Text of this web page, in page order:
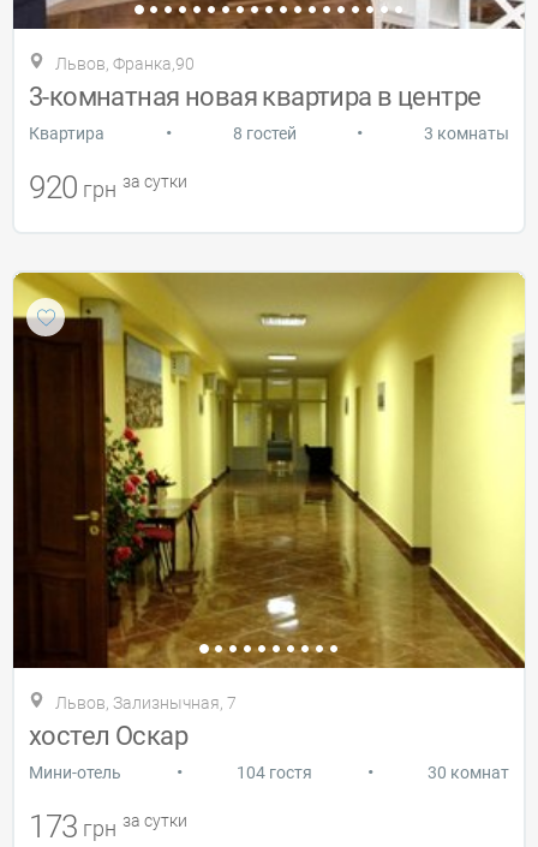
Львов, Франка,90
3-комнатная новая квартира в центре
Квартира • 8 гостей • 3 комнаты
920 грн за сутки
Львов, Зализнычная, 7
хостел Оскар
Мини-отель • 104 гостя • 30 комнат
173 грн за сутки